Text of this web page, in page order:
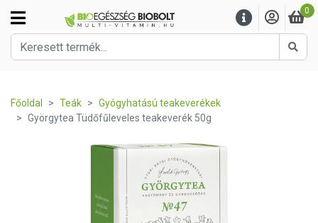
0
Főoldal Teák
Gyógyhatású teakeverékek
Györgytea Tüdőfűleveles teakeverék 50g